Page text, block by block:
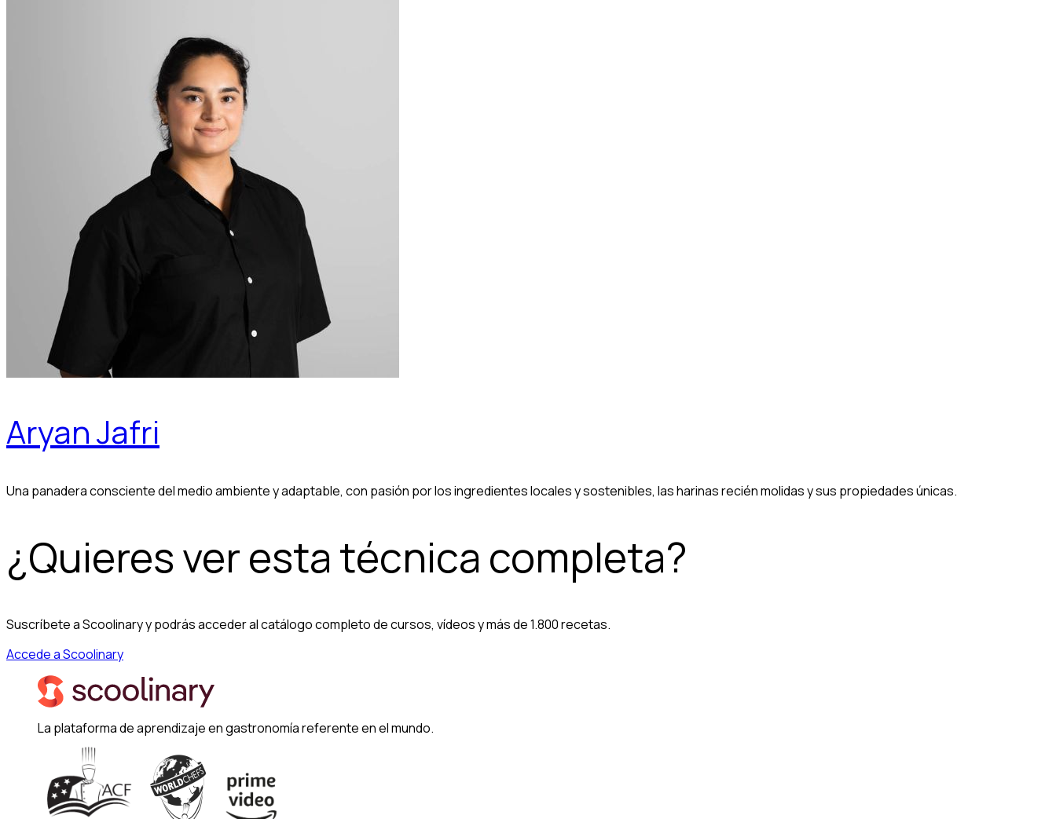
Aryan Jafri
Una panadera consciente del medio ambiente y adaptable, con pasión por los ingredientes locales y sostenibles, las harinas recién molidas y sus propiedades únicas.
¿Quieres ver esta técnica completa?
Suscríbete a Scoolinary y podrás acceder al catálogo completo de cursos, vídeos y más de 1.800 recetas.
Accede a Scoolinary
La plataforma de aprendizaje en gastronomía referente en el mundo.